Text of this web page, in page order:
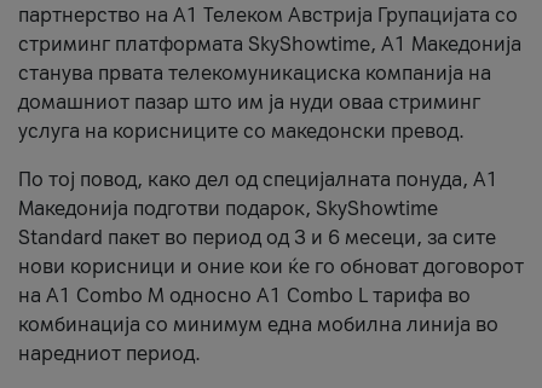
партнерство на А1 Телеком Австрија Групацијата со
стриминг платформата SkyShowtime, А1 Македонија
станува првата телекомуникациска компанија на
домашниот пазар што им ја нуди оваа стриминг
услуга на корисниците со македонски превод.
По тој повод, како дел од специјалната понуда, А1
Македонија подготви подарок, SkyShowtime
Standard пакет во период од 3 и 6 месеци, за сите
нови корисници и оние кои ќе го обноват договорот
на А1 Combo M односно А1 Combo L тарифа во
комбинација со минимум една мобилна линија во
наредниот период.